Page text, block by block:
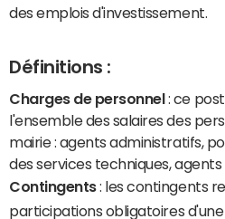
des emplois d'investissement.
Définitions :
Charges de personnel : ce
l'ensemble des salaires des
mairie : agents administratifs,
des services techniques, agents
Contingents: les contingents
participations obligatoires